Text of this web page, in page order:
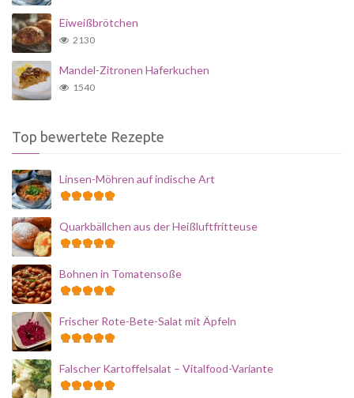
Eiweißbrötchen
2130
Mandel-Zitronen Haferkuchen
1540
Top bewertete Rezepte
Linsen-Möhren auf indische Art
Quarkbällchen aus der Heißluftfritteuse
Bohnen in Tomatensoße
Frischer Rote-Bete-Salat mit Äpfeln
Falscher Kartoffelsalat – Vitalfood-Variante